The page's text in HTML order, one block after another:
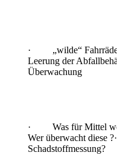
· „wilde“
Leerung der
Überwachung
· Was für Mittel
Wer überwacht
Schadstoffmessung?